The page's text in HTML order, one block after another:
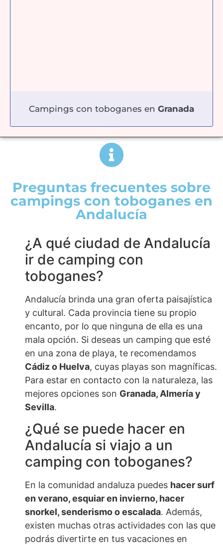
Campings con toboganes en Granada
Preguntas frecuentes sobre
campings con toboganes en
Andalucía
¿A qué ciudad de Andalucía
ir de camping con
toboganes?
Andalucía brinda una gran oferta paisajística
y cultural. Cada provincia tiene su propio
encanto, por lo que ninguna de ella es una
mala opción. Si deseas un camping que esté
en una zona de playa, te recomendamos
Cádiz o Huelva, cuyas playas son magníficas.
Para estar en contacto con la naturaleza, las
mejores opciones son Granada, Almería y
Sevilla.
¿Qué se puede hacer en
Andalucía si viajo a un
camping con toboganes?
En la comunidad andaluza puedes hacer surf
en verano, esquiar en invierno, hacer
snorkel, senderismo o escalada. Además,
existen muchas otras actividades con las que
podrás divertirte en tus vacaciones en